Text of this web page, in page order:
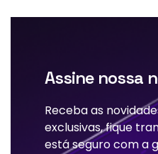
Assine nossa
Receba as
exclusivas, fique
está seguro com a